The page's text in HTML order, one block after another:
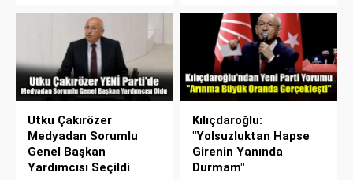
Utku Çakırözer
Medyadan Sorumlu
Genel Başkan
Yardımcısı Seçildi
Kılıçdaroğlu:
"Yolsuzluktan Hapse
Girenin Yanında
Durmam"